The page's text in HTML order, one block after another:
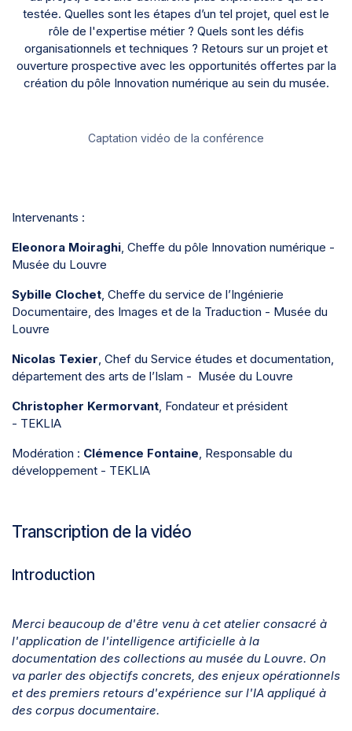
testée. Quelles sont les étapes d’un tel projet, quel est le
rôle de l'expertise métier ? Quels sont les défis
organisationnels et techniques ? Retours sur un projet et
ouverture prospective avec les opportunités offertes par la
création du pôle Innovation numérique au sein du musée.
Captation vidéo de la conférence
Intervenants :
Eleonora Moiraghi, Cheffe du pôle Innovation numérique -
Musée du Louvre
Sybille Clochet, Cheffe du service de l’Ingénierie
Documentaire, des Images et de la Traduction - Musée du
Louvre
Nicolas Texier, Chef du Service études et documentation,
département des arts de l’Islam - Musée du Louvre
Christopher Kermorvant, Fondateur et président
- TEKLIA
Modération : Clémence Fontaine, Responsable du
développement - TEKLIA
Transcription de la vidéo
Introduction
Merci beaucoup de d'être venu à cet atelier consacré à
l'application de l'intelligence artificielle à la
documentation des collections au musée du Louvre. On
va parler des objectifs concrets, des enjeux opérationnels
et des premiers retours d'expérience sur l'IA appliqué à
des corpus documentaire.